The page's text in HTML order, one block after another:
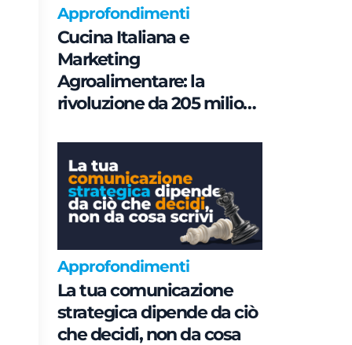
Approfondimenti
Cucina Italiana e
Marketing
Agroalimentare: la
rivoluzione da 205 milioni
in asset geopolitico
Approfondimenti
La tua comunicazione
strategica dipende da ciò
che decidi, non da cosa